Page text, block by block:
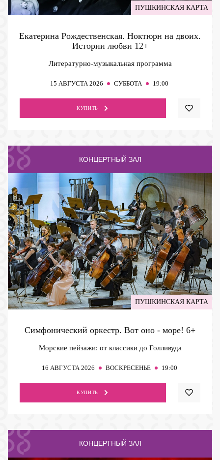
ПУШКИНСКАЯ КАРТА
Екатерина Рождественская. Ноктюрн на двоих.
Истории любви 12+
Литературно-музыкальная программа
15 АВГУСТА 2026 СУББОТА 19:00
КУПИТЬ
КОНЦЕРТНЫЙ ЗАЛ
ПУШКИНСКАЯ КАРТА
Симфонический оркестр. Вот оно - море! 6+
Морские пейзажи: от классики до Голливуда
16 АВГУСТА 2026 ВОСКРЕСЕНЬЕ 19:00
КУПИТЬ
КОНЦЕРТНЫЙ ЗАЛ